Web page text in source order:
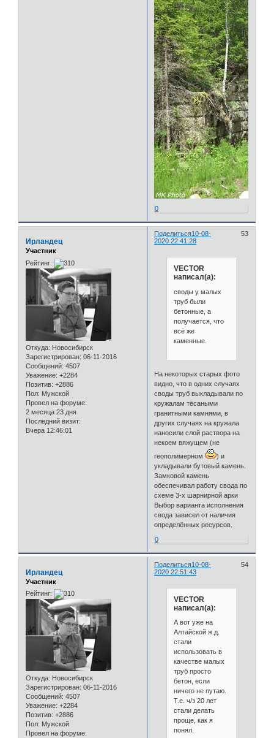
0
Поделиться 53
10-08-
2020 22:41:28
Ирландец
Участник
Рейтинг:
Откуда: Новосибирск
Зарегистрирован: 06-11-2016
Сообщений: 4507
Уважение: +2284
Позитив: +2886
Пол: Мужской
Провел на форуме:
2 месяца 23 дня
Последний визит:
Вчера 12:46:01
VECTOR
написал(а):
своды у малых
труб были
бетонные, а
получается, что
всё же
каменные.
На некоторых старых фото
видно, что в одних случаях
своды труб выкладывали по
кружалам тёсаными
гранитными камнями, в
других случаях на кружала
наносили слой раствора на
некоем вяжущем (не
геополимерном
) и
укладывали бутовый камень.
Замковой камень
обеспечивал работу свода по
схеме 3-х шарнирной арки
Выбор варианта исполнения
свода зависел от наличия
определённых ресурсов.
0
Поделиться 54
10-08-
2020 22:51:43
Ирландец
Участник
Рейтинг:
Откуда: Новосибирск
Зарегистрирован: 06-11-2016
Сообщений: 4507
Уважение: +2284
Позитив: +2886
Пол: Мужской
Провел на форуме:
VECTOR
написал(а):
А вот уже на
Алтайской ж.д.
стали
использовать в
качестве малых
труб просто
бетон, если
ничего не путаю.
Т.е. ч/з 20 лет
стали делать
проще, как я
понял.